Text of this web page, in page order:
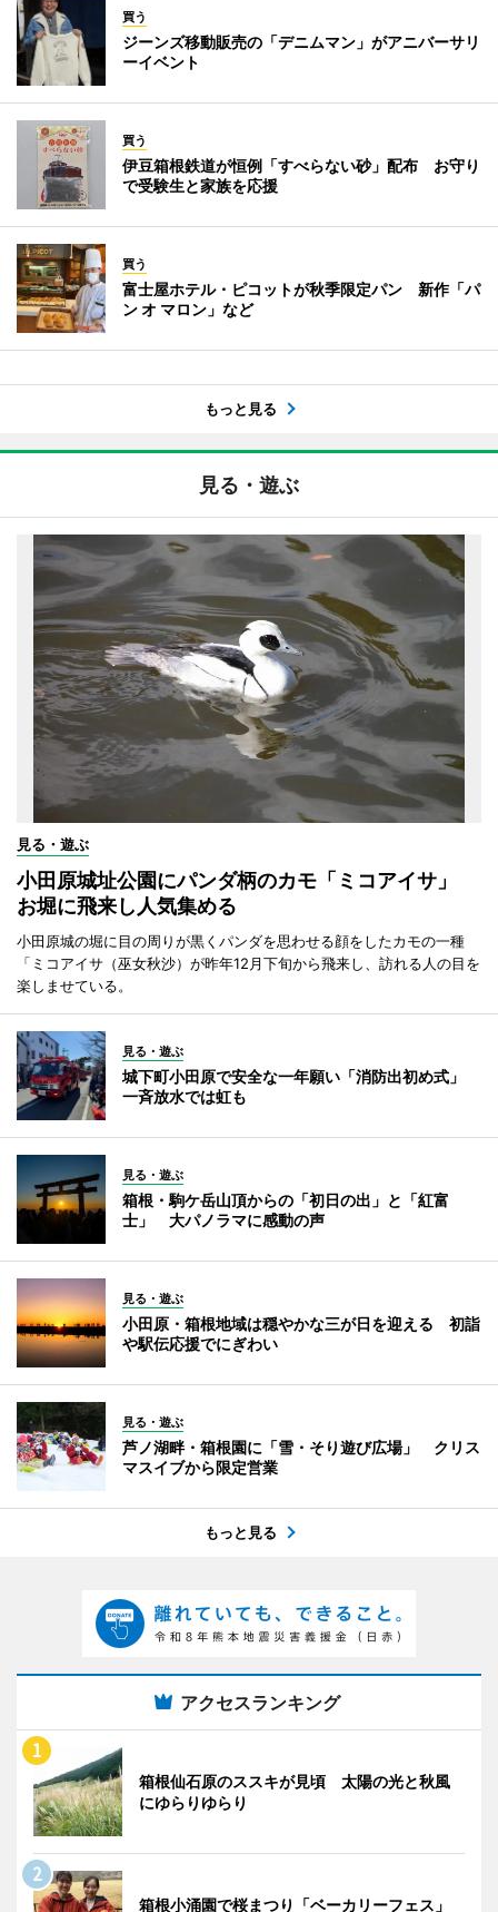
買う
ジーンズ移動販売の「デニムマン」がアニバーサリ
ーイベント
買う
伊豆箱根鉄道が恒例「すべらない砂」配布 お守り
で受験生と家族を応援
買う
富士屋ホテル・ピコットが秋季限定パン 新作「パ
ン オ マロン」など
もっと見る
見る・遊ぶ
見る・遊ぶ
小田原城址公園にパンダ柄のカモ「ミコアイサ」
お堀に飛来し人気集める
小田原城の堀に目の周りが黒くパンダを思わせる顔をしたカモの一種
「ミコアイサ（巫女秋沙）が昨年12月下旬から飛来し、訪れる人の目を
楽しませている。
見る・遊ぶ
城下町小田原で安全な一年願い「消防出初め式」
一斉放水では虹も
見る・遊ぶ
箱根・駒ケ岳山頂からの「初日の出」と「紅富
士」 大パノラマに感動の声
見る・遊ぶ
小田原・箱根地域は穏やかな三が日を迎える 初詣
や駅伝応援でにぎわい
見る・遊ぶ
芦ノ湖畔・箱根園に「雪・そり遊び広場」 クリス
マスイブから限定営業
もっと見る
アクセスランキング
箱根仙石原のススキが見頃 太陽の光と秋風
にゆらりゆらり
箱根小涌園で桜まつり「ベーカリーフェス」